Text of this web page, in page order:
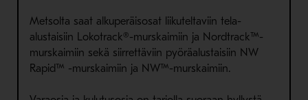
Metsolta saat alkuperäisosat liikuteltaviin tela-
alustaisiin Lokotrack®-murskaimiin ja Nordtrack™-
murskaimiin sekä siirrettäviin pyöräalustaisiin NW
Rapid™ -murskaimiin ja NW™-murskaimiin.